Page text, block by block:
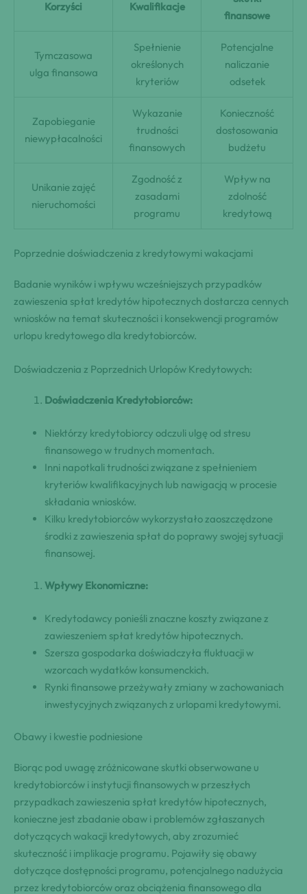
Korzyści Kwalifikacje
finansowe
Tymczasowa
ulga finansowa
Spełnienie
określonych
kryteriów
Potencjalne
naliczanie
odsetek
Zapobieganie
niewypłacalności
Wykazanie
trudności
finansowych
Konieczność
dostosowania
budżetu
Unikanie zajęć
nieruchomości
Zgodność z
zasadami
programu
Wpływ na
zdolność
kredytową
Poprzednie doświadczenia z kredytowymi wakacjami
Badanie wyników i wpływu wcześniejszych przypadków
zawieszenia spłat kredytów hipotecznych dostarcza cennych
wniosków na temat skuteczności i konsekwencji programów
urlopu kredytowego dla kredytobiorców.
Doświadczenia z Poprzednich Urlopów Kredytowych:
Doświadczenia Kredytobiorców:
Niektórzy kredytobiorcy odczuli ulgę od stresu
finansowego w trudnych momentach.
Inni napotkali trudności związane z spełnieniem
kryteriów kwalifikacyjnych lub nawigacją w procesie
składania wniosków.
Kilku kredytobiorców wykorzystało zaoszczędzone
środki z zawieszenia spłat do poprawy swojej sytuacji
finansowej.
Wpływy Ekonomiczne:
Kredytodawcy ponieśli znaczne koszty związane z
zawieszeniem spłat kredytów hipotecznych.
Szersza gospodarka doświadczyła fluktuacji w
wzorcach wydatków konsumenckich.
Rynki finansowe przeżywały zmiany w zachowaniach
inwestycyjnych związanych z urlopami kredytowymi.
Obawy i kwestie podniesione
Biorąc pod uwagę zróżnicowane skutki obserwowane u
kredytobiorców i instytucji finansowych w przeszłych
przypadkach zawieszenia spłat kredytów hipotecznych,
konieczne jest zbadanie obaw i problemów zgłaszanych
dotyczących wakacji kredytowych, aby zrozumieć
skuteczność i implikacje programu. Pojawiły się obawy
dotyczące dostępności programu, potencjalnego nadużycia
przez kredytobiorców oraz obciążenia finansowego dla